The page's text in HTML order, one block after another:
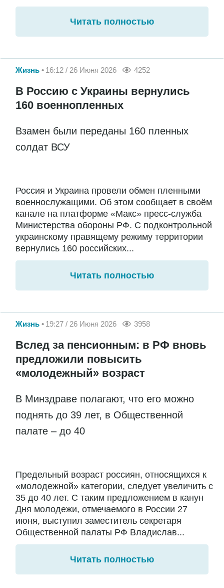
Читать полностью
Жизнь 16:12 / 26 Июня 2026 4252
В Россию с Украины вернулись
160 военнопленных
Взамен были переданы 160 пленных
солдат ВСУ
Россия и Украина провели обмен пленными
военнослужащими. Об этом сообщает в своём
канале на платформе «Макс» пресс-служба
Министерства обороны РФ. С подконтрольной
украинскому правящему режиму территории
вернулись 160 российских...
Читать полностью
Жизнь 19:27 / 26 Июня 2026 3958
Вслед за пенсионным: в РФ вновь
предложили повысить
«молодежный» возраст
В Минздраве полагают, что его можно
поднять до 39 лет, в Общественной
палате – до 40
Предельный возраст россиян, относящихся к
«молодежной» категории, следует увеличить с
35 до 40 лет. С таким предложением в канун
Дня молодежи, отмечаемого в России 27
июня, выступил заместитель секретаря
Общественной палаты РФ Владислав...
Читать полностью